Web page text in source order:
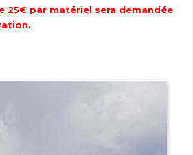
25€ par matériel sera demandée